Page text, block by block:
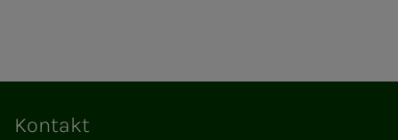
Kontakt